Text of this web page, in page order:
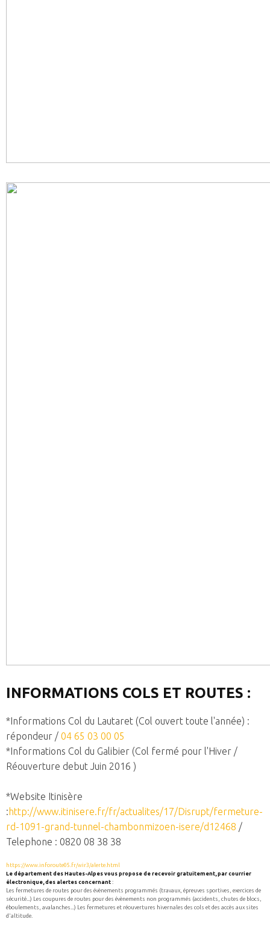
INFORMATIONS COLS ET ROUTES :
*Informations Col du Lautaret (Col ouvert toute l'année) :
répondeur / 04 65 03 00 05
*Informations Col du Galibier (Col fermé pour l'Hiver /
Réouverture debut Juin 2016 )
*Website Itinisère
: http://www.itinisere.fr/fr/actualites/17/Disrupt/fermeture-
rd-1091-grand-tunnel-chambonmizoen-isere/d12468 /
Telephone : 0820 08 38 38
https://www.inforoute05.fr/wir3/alerte.html
Le département des Hautes-Alpes vous propose de recevoir gratuitement, par courrier
électronique, des alertes concernant :
Les fermetures de routes pour des évènements programmés (travaux, épreuves sportives, exercices de
sécurité...) Les coupures de routes pour des évènements non programmés (accidents, chutes de blocs,
éboulements, avalanches...) Les fermetures et réouvertures hivernales des cols et des accès aux sites
d'altitude.